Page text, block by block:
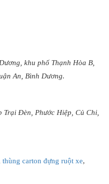
khu phố Thạnh Hòa B,
An, Bình Dương.
Đèn, Phước Hiệp, Củ Chi,
thùng carton đựng ruột xe,